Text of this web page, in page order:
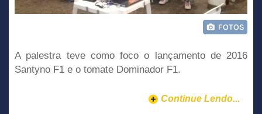
A palestra teve como foco o lançamento de 2016
Santyno F1 e o tomate Dominador F1.
Continue Lendo...